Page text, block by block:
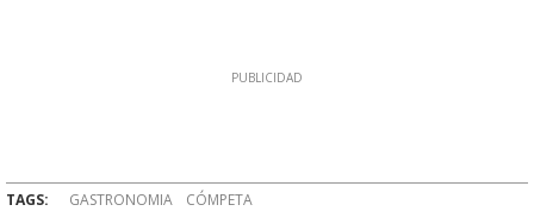
TAGS: GASTRONOMIA CÓMPETA